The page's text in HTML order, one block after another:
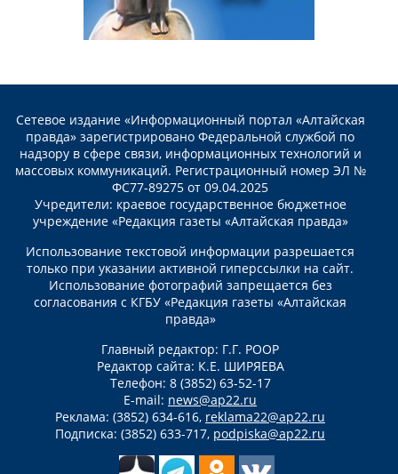
Сетевое издание «Информационный портал «Алтайская
правда» зарегистрировано Федеральной службой по
надзору в сфере связи, информационных технологий и
массовых коммуникаций. Регистрационный номер ЭЛ №
ФС77-89275 от 09.04.2025
Учредители: краевое государственное бюджетное
учреждение «Редакция газеты «Алтайская правда»
Использование текстовой информации разрешается
только при указании активной гиперссылки на сайт.
Использование фотографий запрещается без
согласования с КГБУ «Редакция газеты «Алтайская
правда»
Главный редактор: Г.Г. РООР
Редактор сайта: К.Е. ШИРЯЕВА
Телефон: 8 (3852) 63-52-17
E-mail: news@ap22.ru
Реклама: (3852) 634-616, reklama22@ap22.ru
Подписка: (3852) 633-717, podpiska@ap22.ru